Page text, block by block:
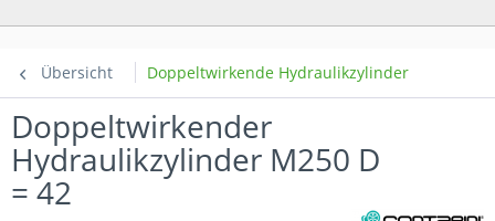
Übersicht Doppeltwirkende Hydraulikzylinder
Doppeltwirkender
Hydraulikzylinder M250 D
= 42